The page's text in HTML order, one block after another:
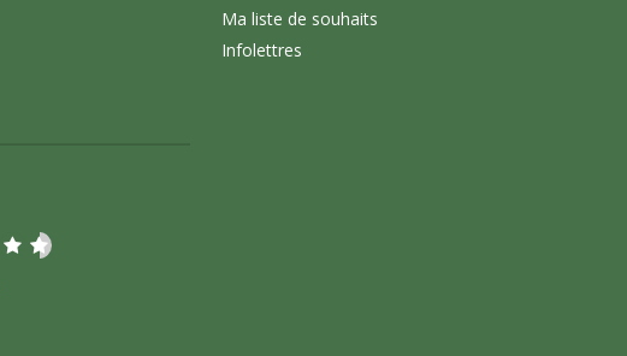
Ma liste de souhaits
Infolettres